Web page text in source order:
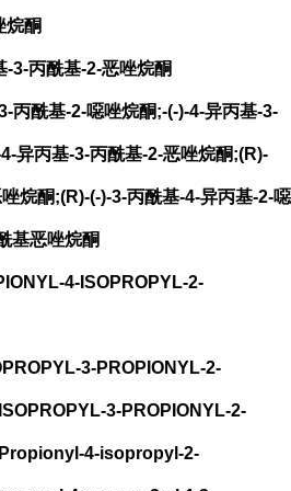
烷酮
-3-丙酰基-2-恶唑烷酮
丙酰基-2-噁唑烷酮;-(-)-4-异丙基-3-
异丙基-3-丙酰基-2-恶唑烷酮;(R)-
烷酮;(R)-(-)-3-丙酰基-4-异丙基-2-噁
基恶唑烷酮
4-ISOPROPYL-2-
3-PROPIONYL-2-
3-PROPIONYL-2-
4-isopropyl-2-